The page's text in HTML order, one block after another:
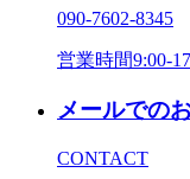
090-7602-8345
営業時間9:00-
メールでの
CONTACT